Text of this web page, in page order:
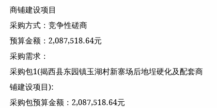
商铺建设项目
采购方式：竞争性磋商
预算金额：2,087,518.64元
采购需求：
采购包1(揭西县东园镇玉湖村新寨场后地埕硬化及配套商
铺建设项目):
采购包预算金额：2,087,518.64元